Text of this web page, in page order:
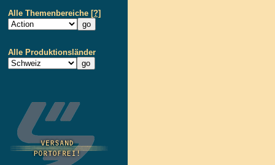
Alle Themenbereiche [?]
Alle Produktionsländer